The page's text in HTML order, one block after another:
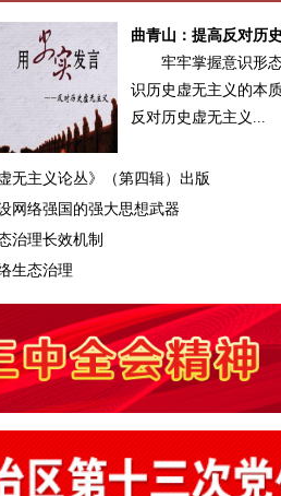
曲青山：提高反对历
牢牢掌握意识形
识历史虚无主义的本
反对历史虚无主义...
无主义论丛》（第四辑）出版
网络强国的强大思想武器
治理长效机制
生态治理